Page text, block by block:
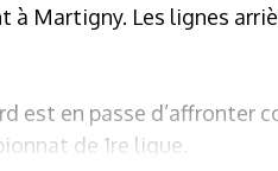
à Martigny. Les lignes
est en passe d’affronter
de 1re ligue.